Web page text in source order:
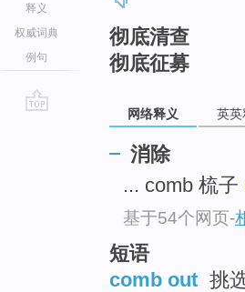
释义
权威词典
例句
彻底清查
彻底征募
网络释义 英英
消除
... comb 梳子
基于54个网页-
短语
comb out 挑